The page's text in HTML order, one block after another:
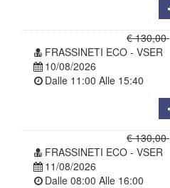
€ 130,00
FRASSINETI ECO - VSER
10/08/2026
Dalle 11:00 Alle 15:40
€ 130,00
FRASSINETI ECO - VSER
11/08/2026
Dalle 08:00 Alle 16:00